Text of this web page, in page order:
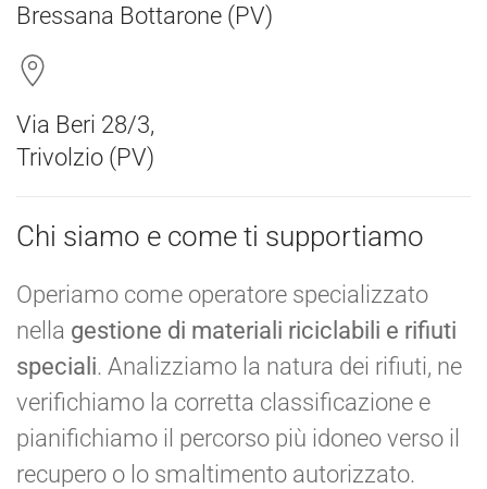
Bressana Bottarone (PV)
Via Beri 28/3,
Trivolzio (PV)
Chi siamo e come ti supportiamo
Operiamo come operatore specializzato
nella gestione di materiali riciclabili e rifiuti
speciali. Analizziamo la natura dei rifiuti, ne
verifichiamo la corretta classificazione e
pianifichiamo il percorso più idoneo verso il
recupero o lo smaltimento autorizzato.